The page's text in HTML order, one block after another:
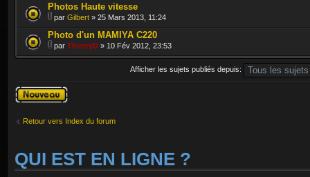
Photos Haute vitesse
par Gilbert » 25 Mars 2013, 11:24
Photo d'un MAMIYA C220
par ThierryD » 10 Fév 2012, 23:53
Afficher les sujets publiés depuis:
Publier un
nouveau sujet
Retour vers Index du forum
QUI EST EN LIGNE ?